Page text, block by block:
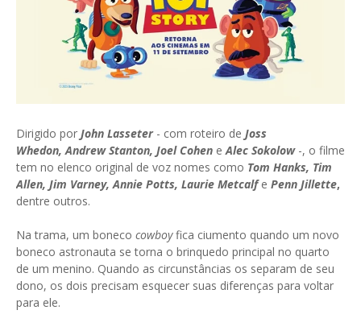
Dirigido por John Lasseter - com roteiro de Joss
Whedon, Andrew Stanton, Joel Cohen eAlec Sokolow-, o filme
tem no elenco original de voz nomes como Tom Hanks, Tim
Allen, Jim Varney, Annie Potts, Laurie Metcalfe Penn Jillette,
dentre outros.
Na trama, um boneco cowboyfica ciumento quando um novo
boneco astronauta se torna o brinquedo principal no quarto
de um menino. Quando as circunstâncias os separam de seu
dono, os dois precisam esquecer suas diferenças para voltar
para ele.